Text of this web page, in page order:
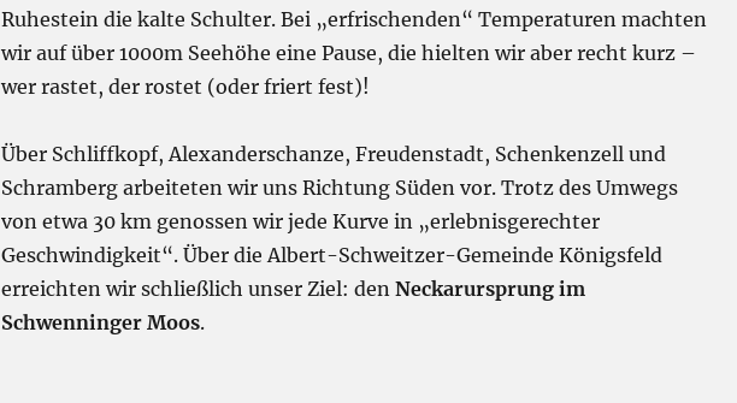
Ruhestein die kalte Schulter. Bei „erfrischenden“ Temperaturen machten
wir auf über 1000m Seehöhe eine Pause, die hielten wir aber recht kurz –
wer rastet, der rostet (oder friert fest)!
Über Schliffkopf, Alexanderschanze, Freudenstadt, Schenkenzell und
Schramberg arbeiteten wir uns Richtung Süden vor. Trotz des Umwegs
von etwa 30 km genossen wir jede Kurve in „erlebnisgerechter
Geschwindigkeit“. Über die Albert-Schweitzer-Gemeinde Königsfeld
erreichten wir schließlich unser Ziel: den Neckarursprung im
Schwenninger Moos.